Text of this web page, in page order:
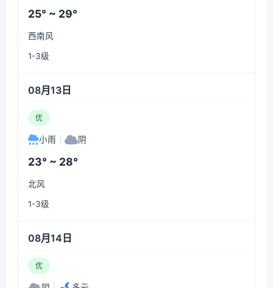
25° ~ 29°
西南风
1-3级
08月13日
优
小雨 阴
23° ~ 28°
北风
1-3级
08月14日
优